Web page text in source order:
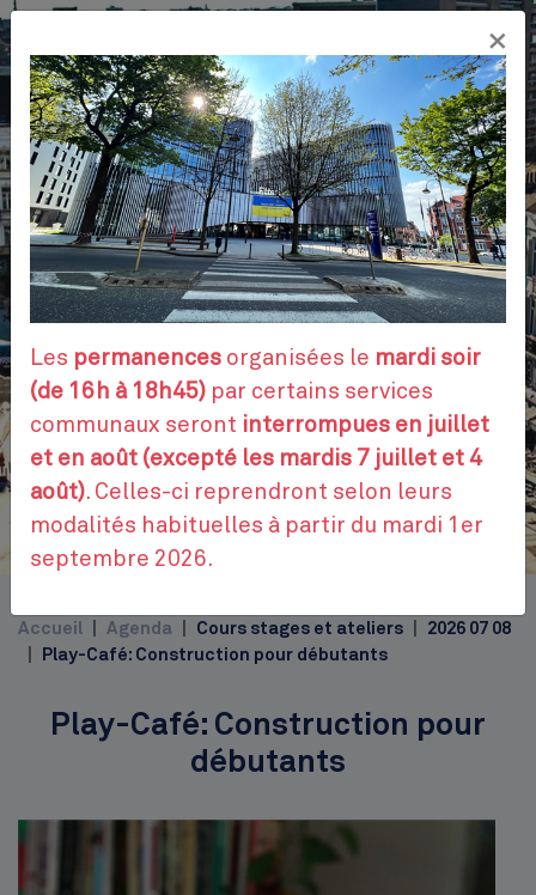
Aller
contenu
principal
Place Jourdan
VOS DÉMARCHES
RENDEZ-VOUS
CONTACTEZ-NOUS
FR
Accueil Agenda Cours stages et ateliers
2026 07 08
Play-Café: Construction pour débutants
Play-Café: Construction pour
débutants
×
Les permanences organisées le mardi soir
(de 16h à 18h45) par certains services
communaux seront interrompues en juillet
et en août (excepté les mardis 7 juillet et 4
août). Celles-ci reprendront selon leurs
modalités habituelles à partir du mardi 1er
septembre 2026.